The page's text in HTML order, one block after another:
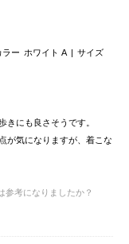
ラー ホワイト A
サイズ
きにも良さそうです。
が気になりますが、着こな
参考になりましたか？